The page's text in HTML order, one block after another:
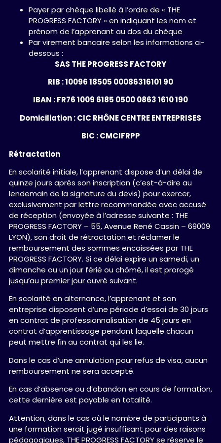
Payer par chèque libellé à l’ordre de « THE
PROGRESS FACTORY » en indiquant les nom et
prénom de l’apprenant au dos du chèque
Par virement bancaire selon les informations ci-
dessous :
SAS THE PROGRESS FACTORY
RIB : 10096 18505 00086316101 90
IBAN : FR76 1009 6185 0500 0863 1610 190
Domiciliation : CIC RHÔNE CENTRE ENTREPRISES
BIC : CMCIFRPP
Rétractation
En scolarité initiale, l’apprenant dispose d’un délai de
quinze jours après son inscription (c’est-à-dire au
lendemain de la signature du devis) pour exercer,
exclusivement par lettre recommandée avec accusé
de réception (envoyée à l’adresse suivante : THE
PROGRESS FACTORY – 55, Avenue René Cassin – 69009
LYON), son droit de rétractation et réclamer le
remboursement des sommes encaissées par THE
PROGRESS FACTORY. Si ce délai expire un samedi, un
dimanche ou un jour férié ou chômé, il est prorogé
jusqu’au premier jour ouvré suivant.
En scolarité en alternance, l’apprenant et son
entreprise disposent d’une période d’essai de 30 jours
en contrat de professionnalisation de 45 jours en
contrat d’apprentissage pendant laquelle chacun
peut mettre fin au contrat qui les lie.
Dans le cas d’une annulation pour refus de visa, aucun
remboursement ne sera accepté.
En cas d’absence ou d’abandon en cours de formation,
cette dernière est payable en totalité.
Attention, dans le cas où le nombre de participants à
une formation serait jugé insuffisant pour des raisons
pédagogiques, THE PROGRESS FACTORY se réserve le